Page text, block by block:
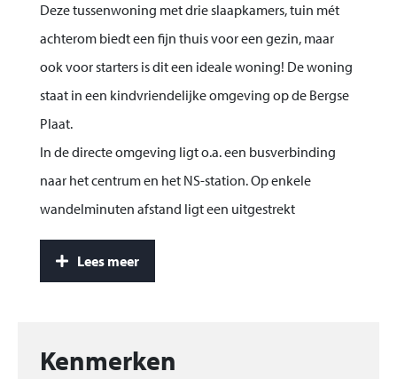
Deze tussenwoning met drie slaapkamers, tuin mét
achterom biedt een fijn thuis voor een gezin, maar
ook voor starters is dit een ideale woning! De woning
staat in een kindvriendelijke omgeving op de Bergse
Plaat.
In de directe omgeving ligt o.a. een busverbinding
naar het centrum en het NS-station. Op enkele
wandelminuten afstand ligt een uitgestrekt
natuurgebied waar je heerlijk kunt wandelen. In de
wijk vind je 2 basisscholen, een winkelcentrum,
Woonoppervlak: 94 m²
Lees meer
Kenmerken